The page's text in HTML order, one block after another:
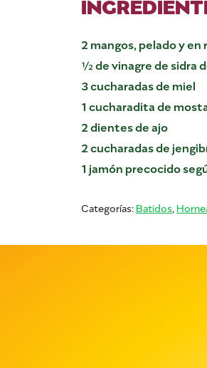
2 mangos, pelado y en
½ de vinagre de sidra
3 cucharadas de miel
1 cucharadita de
2 dientes de ajo
2 cucharadas de
1 jamón precocido
Categorías:Batidos,